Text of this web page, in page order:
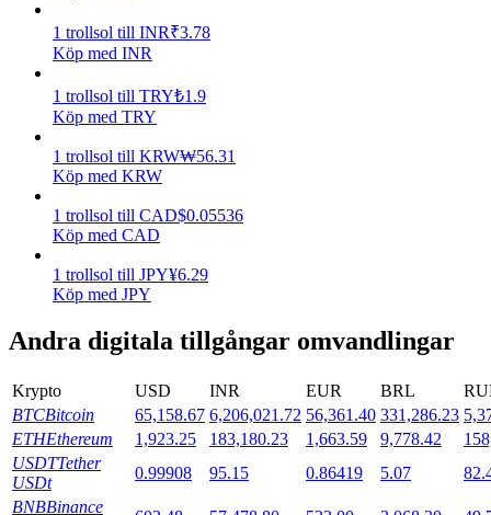
Utsättning
Hög avkastning och omedelbar tillgång
Flexibel insats för att tjäna populära tokens
1 trollsol till INR₹3.78
Köp med INR
1 trollsol till TRY₺1.9
Köp med TRY
1 trollsol till KRW₩56.31
Köp med KRW
1 trollsol till CAD$0.05536
Köp med CAD
1 trollsol till JPY¥6.29
Köp med JPY
Andra digitala tillgångar omvandlingar
Krypto USD INR EUR BRL
BTCBitcoin 65,158.67 6,206,021.72 56,361.40 331,286.23
ETHEthereum 1,923.25 183,180.23 1,663.59 9,778.42
USDTTether
USDt
0.99908 95.15 0.86419 5.07
BNBBinance